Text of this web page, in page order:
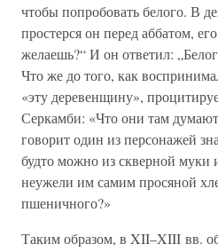
чтобы попробовать белого. В
простерся он перед аббатом,
желаешь?“ И он ответил:
Что же до того, как
«эту деревенщину»,
Серкамби: «Что они там
говорит один из персонажей
будто можно из скверной муки
неужели им самим просяной
пшеничного?»
Таким образом, в XII–XIII вв.